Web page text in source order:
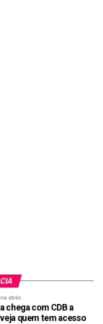
atrás
chega com CDB a
quem tem acesso